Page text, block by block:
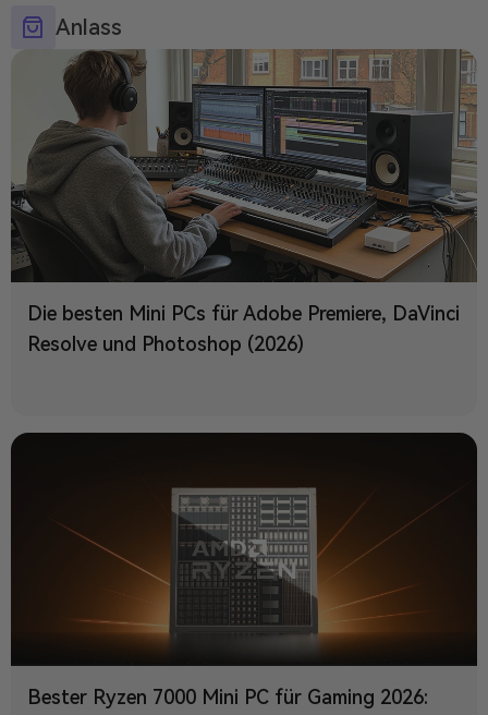
Anlass
Die besten Mini PCs für Adobe Premiere, DaVinci
Resolve und Photoshop (2026)
Bester Ryzen 7000 Mini PC für Gaming 2026: